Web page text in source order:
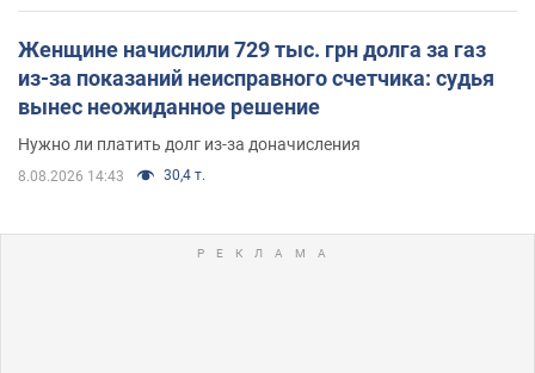
Женщине начислили 729 тыс. грн долга за газ
из-за показаний неисправного счетчика: судья
вынес неожиданное решение
Нужно ли платить долг из-за доначисления
8.08.2026 14:43 30,4 т.